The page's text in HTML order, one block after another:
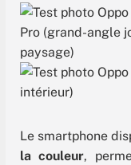
Le smartphone
la couleur,